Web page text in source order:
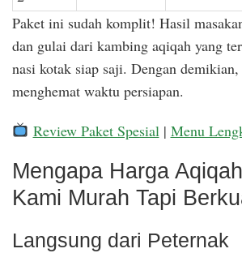
Paket ini sudah komplit! Hasil
dan gulai dari kambing aqiqah yang
nasi kotak siap saji. Dengan
menghemat waktu persiapan.
Review Paket Spesial | Menu
Mengapa Harga
Kami Murah Tapi
Langsung dari Peternak